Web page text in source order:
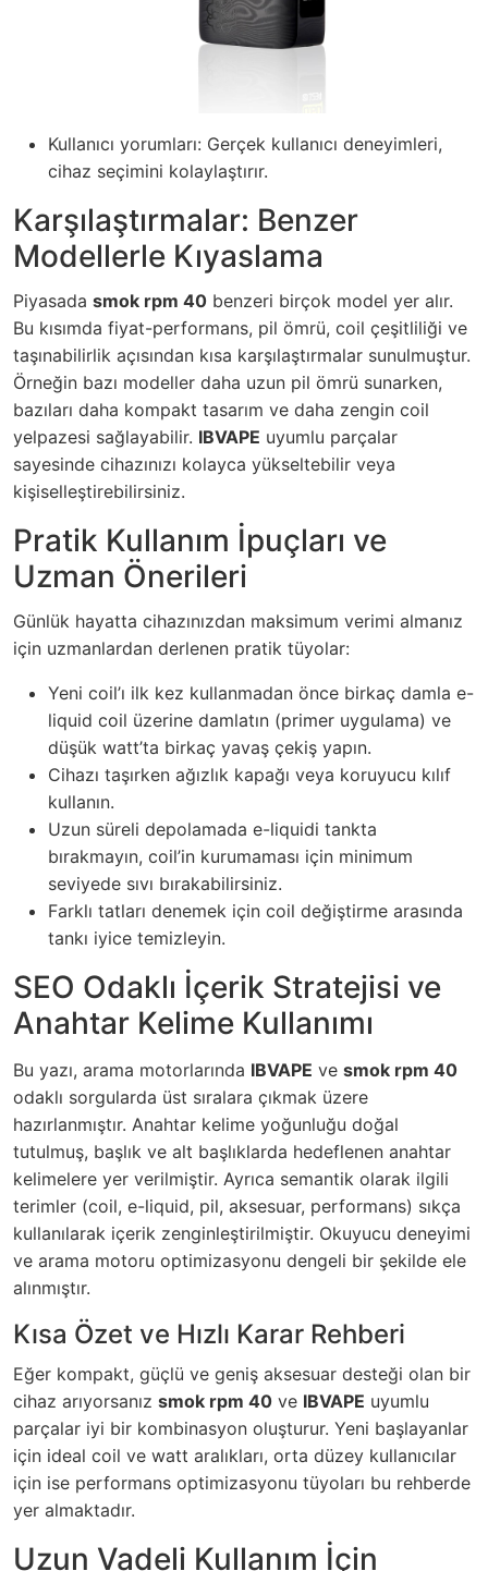
Kullanıcı yorumları: Gerçek kullanıcı deneyimleri,
cihaz seçimini kolaylaştırır.
Karşılaştırmalar: Benzer
Modellerle Kıyaslama
Piyasada smok rpm 40 benzeri birçok model yer alır.
Bu kısımda fiyat-performans, pil ömrü, coil çeşitliliği ve
taşınabilirlik açısından kısa karşılaştırmalar sunulmuştur.
Örneğin bazı modeller daha uzun pil ömrü sunarken,
bazıları daha kompakt tasarım ve daha zengin coil
yelpazesi sağlayabilir. IBVAPE uyumlu parçalar
sayesinde cihazınızı kolayca yükseltebilir veya
kişiselleştirebilirsiniz.
Pratik Kullanım İpuçları ve
Uzman Önerileri
Günlük hayatta cihazınızdan maksimum verimi almanız
için uzmanlardan derlenen pratik tüyolar:
Yeni coil’ı ilk kez kullanmadan önce birkaç damla e-
liquid coil üzerine damlatın (primer uygulama) ve
düşük watt’ta birkaç yavaş çekiş yapın.
Cihazı taşırken ağızlık kapağı veya koruyucu kılıf
kullanın.
Uzun süreli depolamada e-liquidi tankta
bırakmayın, coil’in kurumaması için minimum
seviyede sıvı bırakabilirsiniz.
Farklı tatları denemek için coil değiştirme arasında
tankı iyice temizleyin.
SEO Odaklı İçerik Stratejisi ve
Anahtar Kelime Kullanımı
Bu yazı, arama motorlarında IBVAPE ve smok rpm 40
odaklı sorgularda üst sıralara çıkmak üzere
hazırlanmıştır. Anahtar kelime yoğunluğu doğal
tutulmuş, başlık ve alt başlıklarda hedeflenen anahtar
kelimelere yer verilmiştir. Ayrıca semantik olarak ilgili
terimler (coil, e-liquid, pil, aksesuar, performans) sıkça
kullanılarak içerik zenginleştirilmiştir. Okuyucu deneyimi
ve arama motoru optimizasyonu dengeli bir şekilde ele
alınmıştır.
Kısa Özet ve Hızlı Karar Rehberi
Eğer kompakt, güçlü ve geniş aksesuar desteği olan bir
cihaz arıyorsanız smok rpm 40 ve IBVAPE uyumlu
parçalar iyi bir kombinasyon oluşturur. Yeni başlayanlar
için ideal coil ve watt aralıkları, orta düzey kullanıcılar
için ise performans optimizasyonu tüyoları bu rehberde
yer almaktadır.
Uzun Vadeli Kullanım İçin